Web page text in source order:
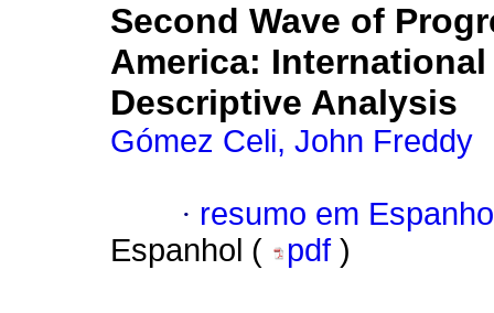
Second Wave of
America:
Descriptive Analysis
Gómez Celi, John Freddy
· resumo em
Espanhol (
pdf )